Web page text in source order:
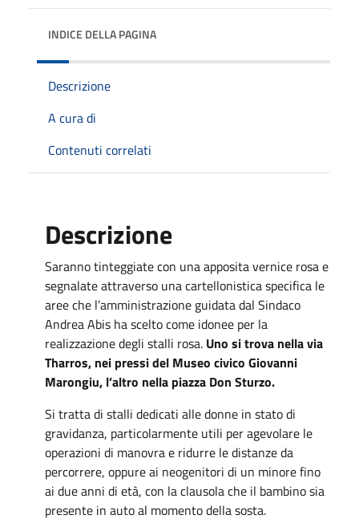
INDICE DELLA PAGINA
Descrizione
A cura di
Contenuti correlati
Descrizione
Saranno tinteggiate con una apposita vernice rosa e
segnalate attraverso una cartellonistica specifica le
aree che l’amministrazione guidata dal Sindaco
Andrea Abis ha scelto come idonee per la
realizzazione degli stalli rosa. Uno si trova nella via
Tharros, nei pressi del Museo civico Giovanni
Marongiu, l’altro nella piazza Don Sturzo.
Si tratta di stalli dedicati alle donne in stato di
gravidanza, particolarmente utili per agevolare le
operazioni di manovra e ridurre le distanze da
percorrere, oppure ai neogenitori di un minore fino
ai due anni di età, con la clausola che il bambino sia
presente in auto al momento della sosta.